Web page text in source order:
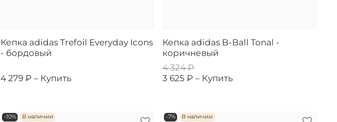
Кепка adidas Trefoil Everyday Icons
- бордовый
4 279 ₽ – Купить
Кепка adidas B-Ball Tonal -
коричневый
4 324 ₽
3 625 ₽ – Купить
-10% В наличии -7% В наличии